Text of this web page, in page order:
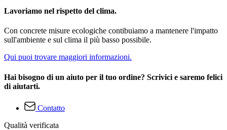
Lavoriamo nel rispetto del clima.
Con concrete misure ecologiche contibuiamo a mantenere l'impatto
sull'ambiente e sul clima il più basso possibile.
Qui puoi trovare maggiori informazioni.
Hai bisogno di un aiuto per il tuo ordine? Scrivici e saremo felici
di aiutarti.
Contatto
Qualità verificata